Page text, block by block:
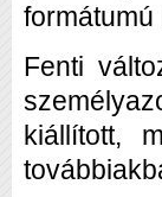
Fenti
kiállított,